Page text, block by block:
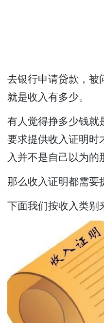
去银行申请贷款，被
就是收入有多少。
有人觉得挣多少钱就
要求提供收入证明时
入并不是自己以为的
那么收入证明都需要
下面我们按收入类别